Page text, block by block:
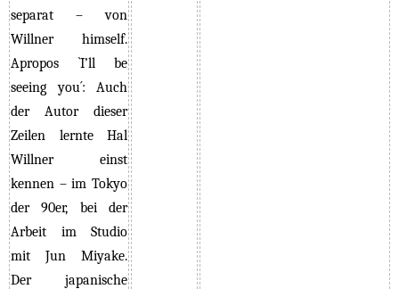
separat – von
Willner himself.
Apropos `I’ll be
seeing you´: Auch
der Autor dieser
Zeilen lernte Hal
Willner einst
kennen – im Tokyo
der 90er, bei der
Arbeit im Studio
mit Jun Miyake.
Der japanische